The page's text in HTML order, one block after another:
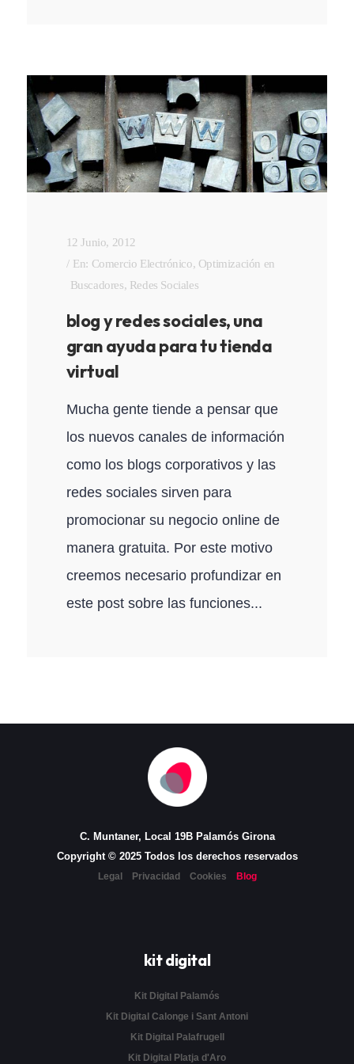
12 Junio, 2012
En: Comercio Electrónico, Optimización en
Buscadores, Redes Sociales
blog y redes sociales, una
gran ayuda para tu tienda
virtual
Mucha gente tiende a pensar que
los nuevos canales de información
como los blogs corporativos y las
redes sociales sirven para
promocionar su negocio online de
manera gratuita. Por este motivo
creemos necesario profundizar en
este post sobre las funciones...
C. Muntaner, Local 19B Palamós Girona
Copyright © 2025 Todos los derechos reservados
Legal Privacidad Cookies Blog
kit digital
Kit Digital Palamós
Kit Digital Calonge i Sant Antoni
Kit Digital Palafrugell
Kit Digital Platja d'Aro